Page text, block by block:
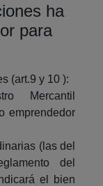
ha
para
(art.9 y 10 ):
Mercantil
emprendedor
(las del
del
el bien